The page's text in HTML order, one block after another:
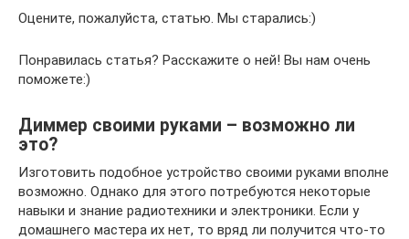
Оцените, пожалуйста, статью. Мы старались:)
Понравилась статья? Расскажите о ней! Вы нам очень
поможете:)
Диммер своими руками – возможно ли
это?
Изготовить подобное устройство своими руками вполне
возможно. Однако для этого потребуются некоторые
навыки и знание радиотехники и электроники. Если у
домашнего мастера их нет, то вряд ли получится что-то